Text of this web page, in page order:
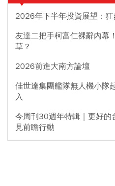
2026年下半年投資展望：
友達二把手柯富仁裸辭內幕
草？
2026前進大南方論壇
佳世達集團艦隊無人機小隊
入
今周刊30週年特輯｜更好的
見前瞻行動